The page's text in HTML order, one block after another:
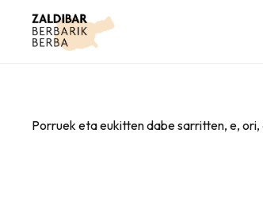
Porruek eta eukitten dabe sarritten, e,